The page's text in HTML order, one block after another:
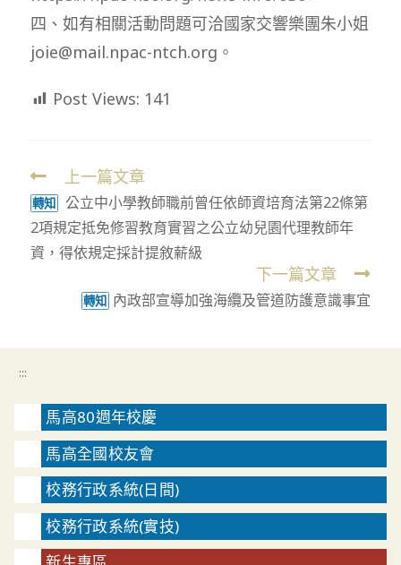
四、如有相關活動問題可洽國家交響樂團朱小姐
joie@mail.npac-ntch.org。
Post Views: 141
Read
more
articles
上一篇文章
轉知
公立中小學教師職前曾任依師資培育法第22條第
2項規定抵免修習教育實習之公立幼兒園代理教師年
資，得依規定採計提敘薪級
下一篇文章
轉知 內政部宣導加強海纜及管道防護意識事宜
:::
馬高80週年校慶
馬高全國校友會
校務行政系統(日間)
校務行政系統(實技)